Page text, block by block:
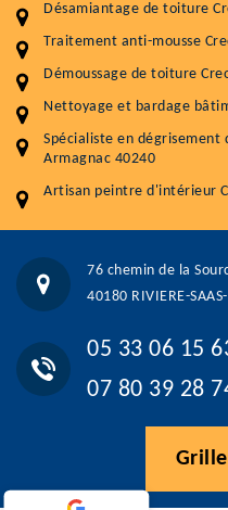
Désamiantage de toiture
Traitement anti-mousse
Démoussage de toiture
Nettoyage et bardage
Spécialiste en dégrisement
Armagnac 40240
Artisan peintre d'intérieur
76 chemin de la
40180 RIVIERE-
05 33 06 15
07 80 39 28
Démoussage toiture
Traitement hydrofuge
Artisant local
76 chemin de la Source